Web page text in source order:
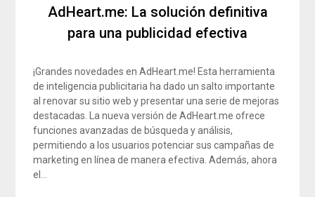
AdHeart.me: La solución definitiva
para una publicidad efectiva
¡Grandes novedades en AdHeart.me! Esta herramienta
de inteligencia publicitaria ha dado un salto importante
al renovar su sitio web y presentar una serie de mejoras
destacadas. La nueva versión de AdHeart.me ofrece
funciones avanzadas de búsqueda y análisis,
permitiendo a los usuarios potenciar sus campañas de
marketing en línea de manera efectiva. Además, ahora
el…